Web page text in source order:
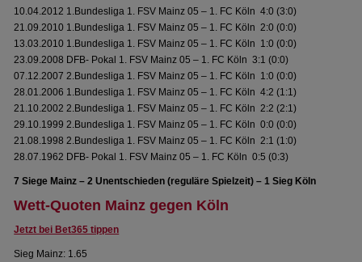
10.04.2012 1.Bundesliga 1. FSV Mainz 05 – 1. FC Köln 4:0 (3:0)
21.09.2010 1.Bundesliga 1. FSV Mainz 05 – 1. FC Köln 2:0 (0:0)
13.03.2010 1.Bundesliga 1. FSV Mainz 05 – 1. FC Köln 1:0 (0:0)
23.09.2008 DFB- Pokal 1. FSV Mainz 05 – 1. FC Köln 3:1 (0:0)
07.12.2007 2.Bundesliga 1. FSV Mainz 05 – 1. FC Köln 1:0 (0:0)
28.01.2006 1.Bundesliga 1. FSV Mainz 05 – 1. FC Köln 4:2 (1:1)
21.10.2002 2.Bundesliga 1. FSV Mainz 05 – 1. FC Köln 2:2 (2:1)
29.10.1999 2.Bundesliga 1. FSV Mainz 05 – 1. FC Köln 0:0 (0:0)
21.08.1998 2.Bundesliga 1. FSV Mainz 05 – 1. FC Köln 2:1 (1:0)
28.07.1962 DFB- Pokal 1. FSV Mainz 05 – 1. FC Köln 0:5 (0:3)
7 Siege Mainz – 2 Unentschieden (reguläre Spielzeit) – 1 Sieg Köln
Wett-Quoten Mainz gegen Köln
Jetzt bei Bet365 tippen
Sieg Mainz: 1.65